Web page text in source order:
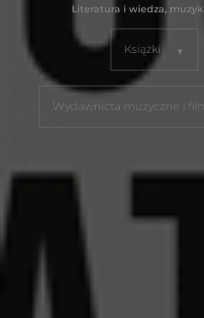
Literatura i wiedza,
Książki
Wydawnicta muzyczne i